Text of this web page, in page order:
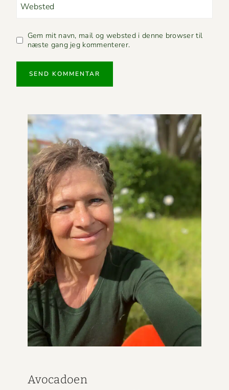
Websted
Gem mit navn, mail og websted i denne browser til
næste gang jeg kommenterer.
Avo­ca­doen